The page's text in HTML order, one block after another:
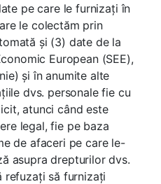
pe care le furnizați în
le colectăm prin
și (3) date de la
European (SEE),
și în anumite alte
dvs. personale fie cu
atunci când este
legal, fie pe baza
de afaceri pe care le-
asupra drepturilor dvs.
refuzați să furnizați